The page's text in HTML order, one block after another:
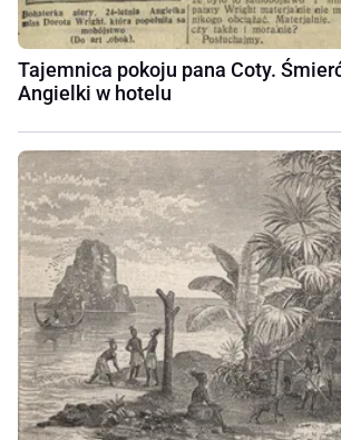
Tajemnica pokoju pana Coty.
Angielki w hotelu